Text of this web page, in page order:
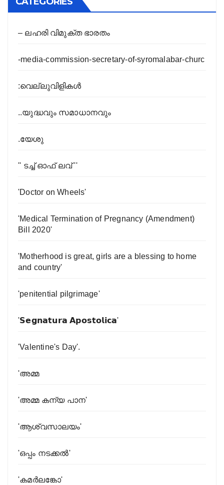
– ലഹരി വിമുക്ത ഭാരതം
-media-commission-secretary-of-syromalabar-churc
:വെല്ലുവിളികൾ
..യുദ്ധവും സമാധാനവും
.യേശു
'' ടച്ച് ഓഫ് ലവ് ''
'Doctor on Wheels'
'Medical Termination of Pregnancy (Amendment)
Bill 2020'
'Motherhood is great, girls are a blessing to home
and country'
'penitential pilgrimage'
'𝗦𝗲𝗴𝗻𝗮𝘁𝘂𝗿𝗮 𝗔𝗽𝗼𝘀𝘁𝗼𝗹𝗶𝗰𝗮'
'Valentine's Day'.
'അമ്മ
'അമ്മ കന്യ പാന'
'ആശ്വസാലയം'
'ഒപ്പം നടക്കൽ'
'കമര്‍ലങ്കോ'